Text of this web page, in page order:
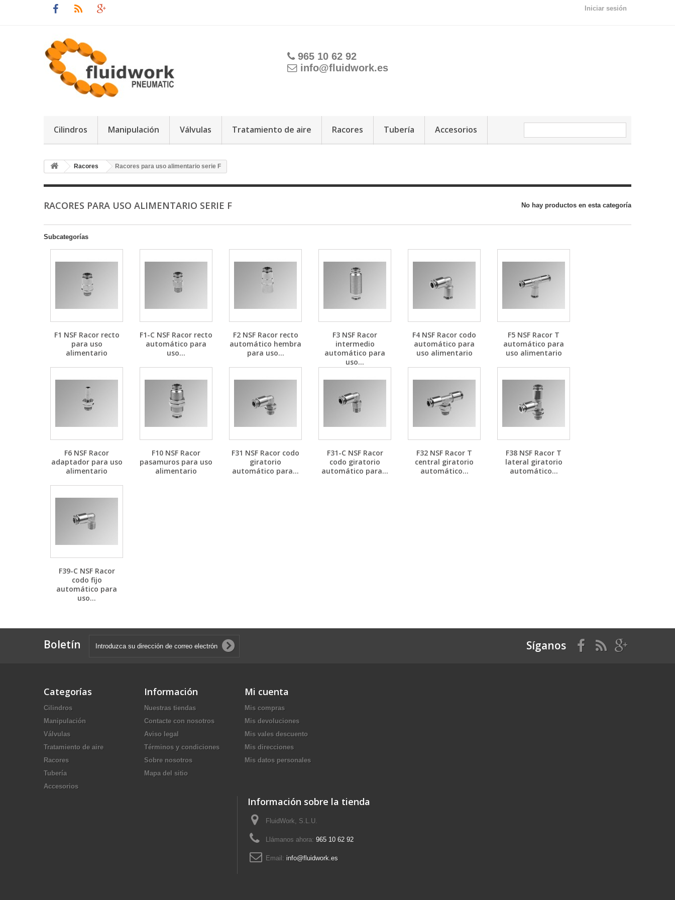
Iniciar sesión
965 10 62 92
info@fluidwork.es
Cilindros Manipulación Válvulas Tratamiento de aire Racores Tubería Accesorios
Racores Racores para uso alimentario serie F
RACORES PARA USO ALIMENTARIO SERIE F No hay productos en esta categoría
Subcategorías
F1 NSF Racor recto
para uso
alimentario
F1-C NSF Racor recto
automático para
uso...
F2 NSF Racor recto
automático hembra
para uso...
F3 NSF Racor
intermedio
automático para
uso...
F4 NSF Racor codo
automático para
uso alimentario
F5 NSF Racor T
automático para
uso alimentario
F6 NSF Racor
adaptador para uso
alimentario
F10 NSF Racor
pasamuros para uso
alimentario
F31 NSF Racor codo
giratorio
automático para...
F31-C NSF Racor
codo giratorio
automático para...
F32 NSF Racor T
central giratorio
automático...
F38 NSF Racor T
lateral giratorio
automático...
F39-C NSF Racor
codo fijo
automático para
uso...
Boletín Síganos
Categorías
Cilindros
Manipulación
Válvulas
Tratamiento de aire
Racores
Tubería
Accesorios
Información
Nuestras tiendas
Contacte con nosotros
Aviso legal
Términos y condiciones
Sobre nosotros
Mapa del sitio
Mi cuenta
Mis compras
Mis devoluciones
Mis vales descuento
Mis direcciones
Mis datos personales
Información sobre la tienda
FluidWork, S.L.U.
Llámanos ahora: 965 10 62 92
Email: info@fluidwork.es